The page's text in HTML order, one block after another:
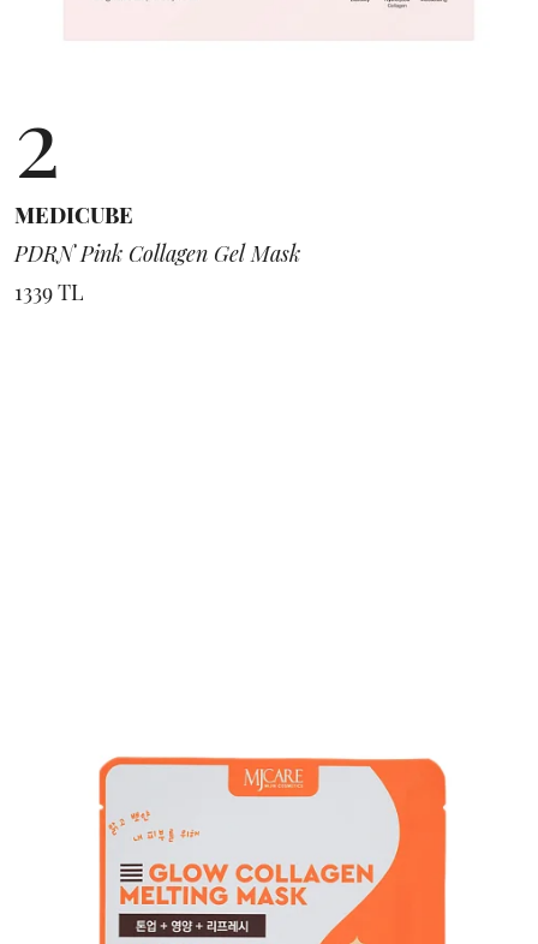
2
MEDICUBE
PDRN Pink Collagen Gel Mask
1339 TL